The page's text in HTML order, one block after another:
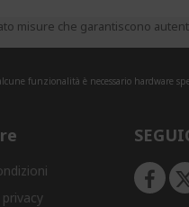
misure che garantiscono
funzionalità è necessario hardware